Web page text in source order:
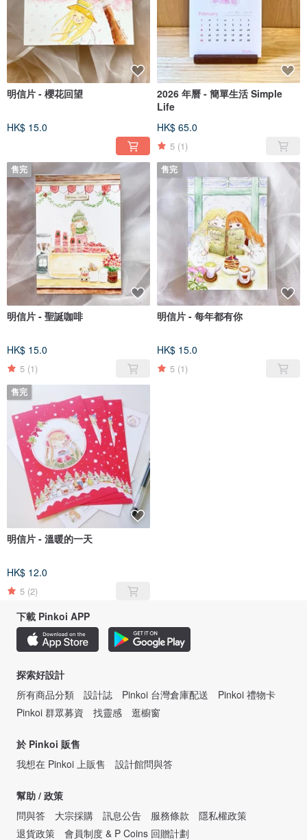
明信片 - 櫻花回望
HK$ 15.0
2026 年曆 - 簡單生活 Simple
Life
HK$ 65.0
5 (1)
售完
明信片 - 聖誕咖啡
HK$ 15.0
5 (1)
售完
明信片 - 每年都有你
HK$ 15.0
5 (1)
售完
明信片 - 溫暖的一天
HK$ 12.0
5 (2)
下載 Pinkoi APP
探索好設計
所有商品分類
設計誌 Pinkoi 台灣倉庫配送
Pinkoi 禮物卡
Pinkoi 群眾募資
找靈感 逛櫥窗
於 Pinkoi 販售
我想在 Pinkoi 上販售
設計館問與答
幫助 / 政策
問與答
大宗採購 訊息公告 服務條款
隱私權政策
退貨政策
會員制度 & P Coins 回贈計劃